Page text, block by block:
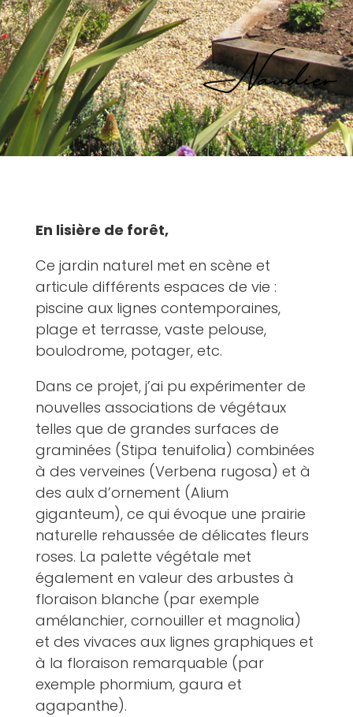
En lisière de forêt,
Ce jardin naturel met en scène et
articule différents espaces de vie :
piscine aux lignes contemporaines,
plage et terrasse, vaste pelouse,
boulodrome, potager, etc.
Dans ce projet, j’ai pu expérimenter de
nouvelles associations de végétaux
telles que de grandes surfaces de
graminées (Stipa tenuifolia) combinées
à des verveines (Verbena rugosa) et à
des aulx d’ornement (Alium
giganteum), ce qui évoque une prairie
naturelle rehaussée de délicates fleurs
roses. La palette végétale met
également en valeur des arbustes à
floraison blanche (par exemple
amélanchier, cornouiller et magnolia)
et des vivaces aux lignes graphiques et
à la floraison remarquable (par
exemple phormium, gaura et
agapanthe).